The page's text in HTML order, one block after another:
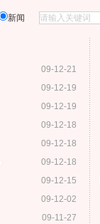
新闻
09-12-21
09-12-19
09-12-19
09-12-18
09-12-18
09-12-18
09-12-15
09-12-02
09-11-27